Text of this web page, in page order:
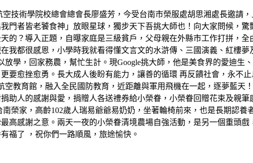
技術學院校總會總會長廖盛芳，今受台南市榮服處胡思湘處長邀請
者皆老饕食神」放眼星球，獨步天下吾挑大師也！向大家問候，驚
的？導入正題，自曝家庭是三級貧戶，父母親在外縣市工作打拼，
我都很感恩，小學時我就看得懂文言文的水滸傳、三國演義、紅樓
學，回家務農，幫忙生計。現Google挑大師，他是美食界的愛迪生
愈挫愈勇。長大成人後盼有能力，讓善的循環 再反饋社會，永不止
教育館，融入全民國防教育，近距離與軍用飛機在一起，逐夢藍天
助人的感謝與愛，捐贈人各送禮券給小榮眷，小榮眷回贈花束及親
榮家，高齡102歲人瑞易爺爺易奶奶，坐著輪椅前來，也是長期認養
高感謝之意。兩天一夜的小榮眷清境農場自強活動，是另一個重頭
福了 ，祝你們一路順風，旅途愉快。